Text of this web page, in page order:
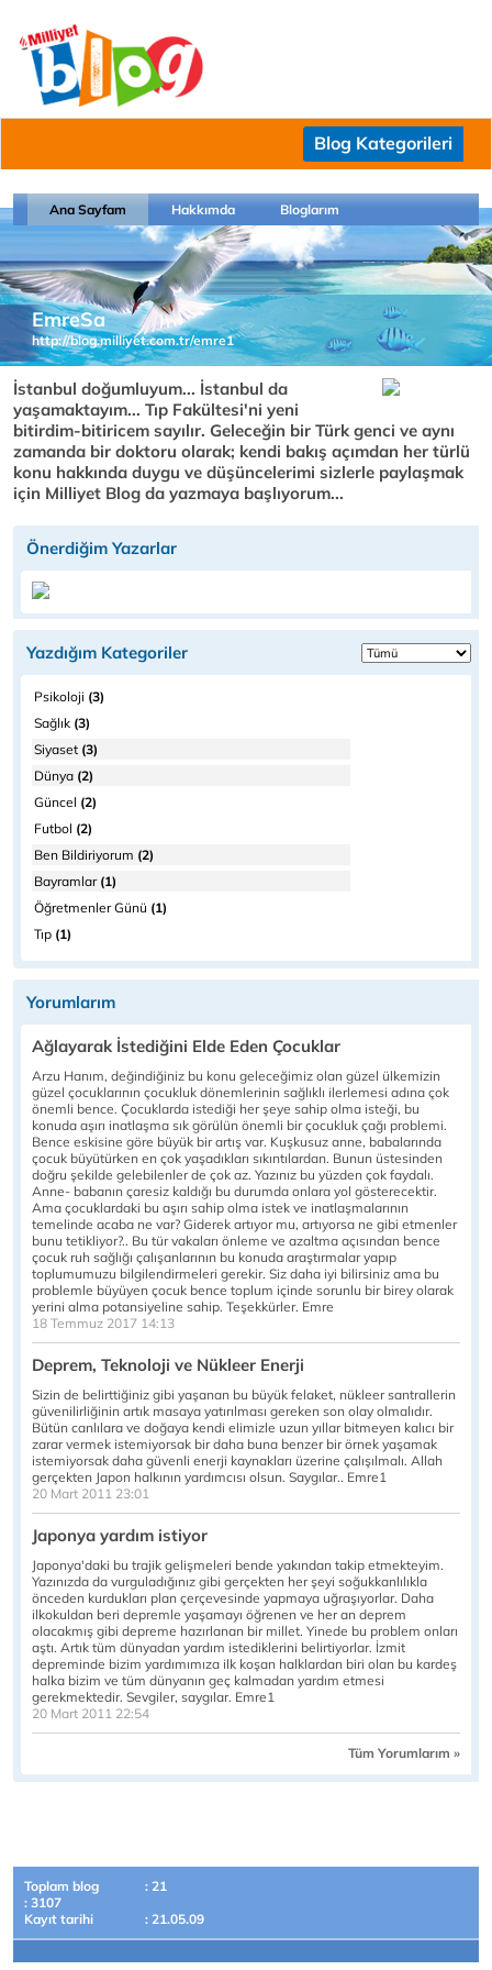
Blog Kategorileri
Ana Sayfam Hakkımda Bloglarım
EmreSa
http://blog.milliyet.com.tr/emre1
İstanbul doğumluyum... İstanbul da
yaşamaktayım... Tıp Fakültesi'ni yeni
bitirdim-bitiricem sayılır. Geleceğin bir Türk genci ve aynı
zamanda bir doktoru olarak; kendi bakış açımdan her türlü
konu hakkında duygu ve düşüncelerimi sizlerle paylaşmak
için Milliyet Blog da yazmaya başlıyorum...
Önerdiğim Yazarlar
Yazdığım Kategoriler
Psikoloji (3)
Sağlık (3)
Siyaset (3)
Dünya (2)
Güncel (2)
Futbol (2)
Ben Bildiriyorum (2)
Bayramlar(1)
Öğretmenler Günü (1)
Tıp (1)
Yorumlarım
Ağlayarak İstediğini Elde Eden Çocuklar
Arzu Hanım, değindiğiniz bu konu geleceğimiz olan güzel ülkemizin
güzel çocuklarının çocukluk dönemlerinin sağlıklı ilerlemesi adına çok
önemli bence. Çocuklarda istediği her şeye sahip olma isteği, bu
konuda aşırı inatlaşma sık görülün önemli bir çocukluk çağı problemi.
Bence eskisine göre büyük bir artış var. Kuşkusuz anne, babalarında
çocuk büyütürken en çok yaşadıkları sıkıntılardan. Bunun üstesinden
doğru şekilde gelebilenler de çok az. Yazınız bu yüzden çok faydalı.
Anne- babanın çaresiz kaldığı bu durumda onlara yol gösterecektir.
Ama çocuklardaki bu aşırı sahip olma istek ve inatlaşmalarının
temelinde acaba ne var? Giderek artıyor mu, artıyorsa ne gibi etmenler
bunu tetikliyor?.. Bu tür vakaları önleme ve azaltma açısından bence
çocuk ruh sağlığı çalışanlarının bu konuda araştırmalar yapıp
toplumumuzu bilgilendirmeleri gerekir. Siz daha iyi bilirsiniz ama bu
problemle büyüyen çocuk bence toplum içinde sorunlu bir birey olarak
yerini alma potansiyeline sahip. Teşekkürler. Emre
18 Temmuz 2017 14:13
Deprem, Teknoloji ve Nükleer Enerji
Sizin de belirttiğiniz gibi yaşanan bu büyük felaket, nükleer santrallerin
güvenilirliğinin artık masaya yatırılması gereken son olay olmalıdır.
Bütün canlılara ve doğaya kendi elimizle uzun yıllar bitmeyen kalıcı bir
zarar vermek istemiyorsak bir daha buna benzer bir örnek yaşamak
istemiyorsak daha güvenli enerji kaynakları üzerine çalışılmalı. Allah
gerçekten Japon halkının yardımcısı olsun. Saygılar.. Emre1
20 Mart 2011 23:01
Japonya yardım istiyor
Japonya'daki bu trajik gelişmeleri bende yakından takip etmekteyim.
Yazınızda da vurguladığınız gibi gerçekten her şeyi soğukkanlılıkla
önceden kurdukları plan çerçevesinde yapmaya uğraşıyorlar. Daha
ilkokuldan beri depremle yaşamayı öğrenen ve her an deprem
olacakmış gibi depreme hazırlanan bir millet. Yinede bu problem onları
aştı. Artık tüm dünyadan yardım istediklerini belirtiyorlar. İzmit
depreminde bizim yardımımıza ilk koşan halklardan biri olan bu kardeş
halka bizim ve tüm dünyanın geç kalmadan yardım etmesi
gerekmektedir. Sevgiler, saygılar. Emre1
20 Mart 2011 22:54
Tüm Yorumlarım »
Toplam blog
: 21
: 3107
Kayıt tarihi
: 21.05.09